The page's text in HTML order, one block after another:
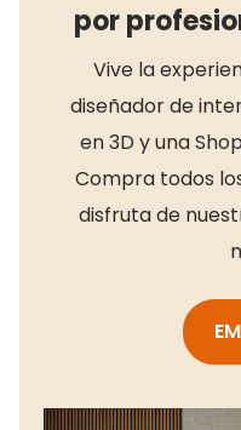
por
Vive la
diseñador de
en 3D y una
Compra todos
disfruta de